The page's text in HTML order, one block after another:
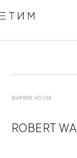
WARREN HOUSE
ROBERT